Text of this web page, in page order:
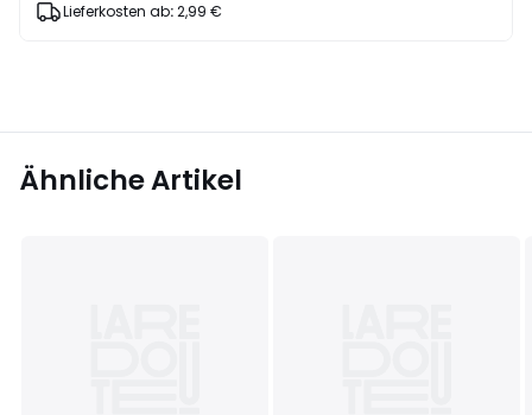
Lieferkosten ab:2,99 €
Ähnliche Artikel